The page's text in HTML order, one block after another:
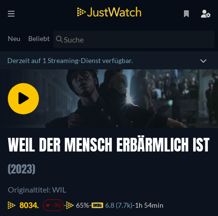
Neu Beliebt
Derzeit auf 1 Streaming-Dienst verfügbar.
WEIL DER MENSCH ERBÄRMLICH IST
(2023)
Originaltitel: WIL
8034.
-90 65% 6.8 (7.7k) 1h 54min